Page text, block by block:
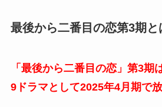
最後から二番目の恋第3期と
「最後から二番目の恋」第3期
9ドラマとして2025年4月期で